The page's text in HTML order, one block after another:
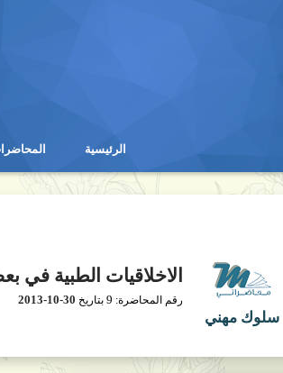
الرئيسية
سلوك مهني
الاخلاقيات الطبية في
رقم المحاضرة: 9 بتاريخ 2013-10-30